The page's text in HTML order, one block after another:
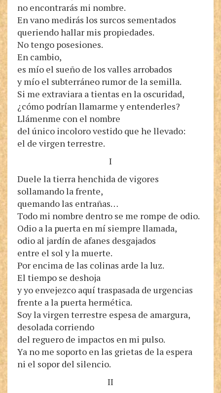
no encontrarás mi nombre.
En vano medirás los surcos sementados
queriendo hallar mis propiedades.
No tengo posesiones.
En cambio,
es mío el sueño de los valles arrobados
y mío el subterráneo rumor de la semilla.
Si me extraviara a tientas en la oscuridad,
¿cómo podrían llamarme y entenderles?
Llámenme con el nombre
del único incoloro vestido que he llevado:
el de virgen terrestre.
I
Duele la tierra henchida de vigores
sollamando la frente,
quemando las entrañas…
Todo mi nombre dentro se me rompe de odio.
Odio a la puerta en mí siempre llamada,
odio al jardín de afanes desgajados
entre el sol y la muerte.
Por encima de las colinas arde la luz.
El tiempo se deshoja
y yo envejezco aquí traspasada de urgencias
frente a la puerta hermética.
Soy la virgen terrestre espesa de amargura,
desolada corriendo
del reguero de impactos en mi pulso.
Ya no me soporto en las grietas de la espera
ni el sopor del silencio.
II